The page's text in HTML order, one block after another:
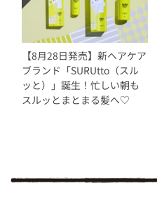
【8月28日発売】新ヘアケア
ブランド「SURUtto（スル
ッと）」誕生！忙しい朝も
スルッとまとまる髪へ♡